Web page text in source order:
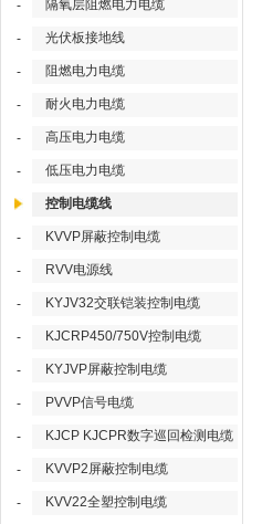
- 隔氧层阻燃电力电缆
- 光伏板接地线
- 阻燃电力电缆
- 耐火电力电缆
- 高压电力电缆
- 低压电力电缆
控制电缆线
- KVVP屏蔽控制电缆
- RVV电源线
- KYJV32交联铠装控制电缆
- KJCRP450/750V控制电缆
- KYJVP屏蔽控制电缆
- PVVP信号电缆
- KJCP KJCPR数字巡回检测电缆
- KVVP2屏蔽控制电缆
- KVV22全塑控制电缆